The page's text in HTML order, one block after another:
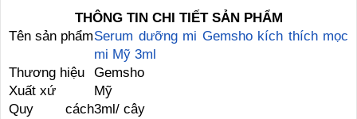
THÔNG TIN CHI TIẾT SẢN PHẨM
Tên sản phẩmSerum dưỡng mi Gemsho kích thích mọc
mi Mỹ 3ml
Thương hiệu
Gemsho
Xuất xứ
Mỹ
Quy cách3ml/ cây